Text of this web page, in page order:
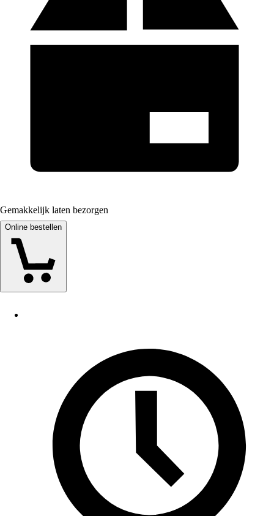
Gemakkelijk laten bezorgen
Online bestellen